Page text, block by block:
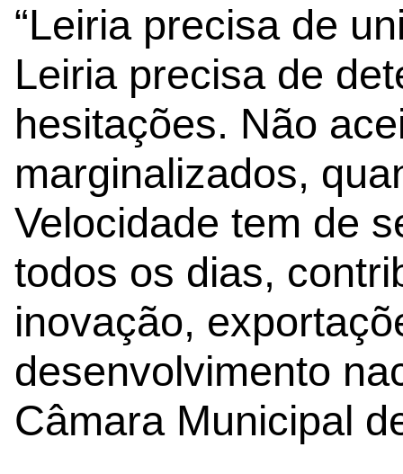
“Leiria precisa de
Leiria precisa de
hesitações. Não
marginalizados,
Velocidade tem de
todos os dias,
inovação,
desenvolvimento
Câmara Municipal